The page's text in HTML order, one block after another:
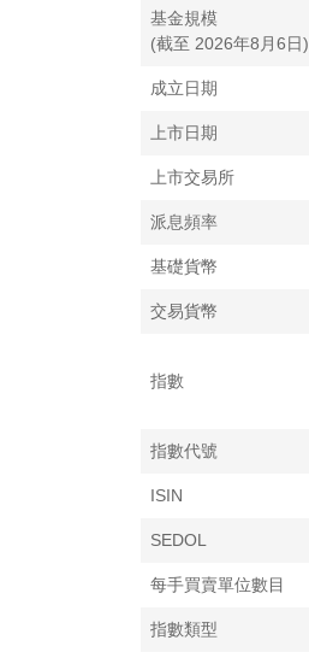
基金規模
(截至 2026年8月6日)
成立​​日期
上市日期
上市交易所
派息頻率
基礎貨幣
交易貨幣
指數
指數代號
ISIN
SEDOL
每手買賣單位數目
指數類型